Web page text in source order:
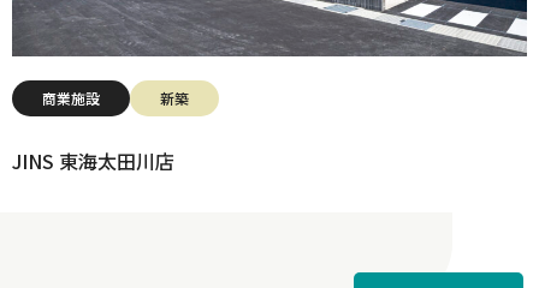
商業施設 新築
JINS 東海太田川店